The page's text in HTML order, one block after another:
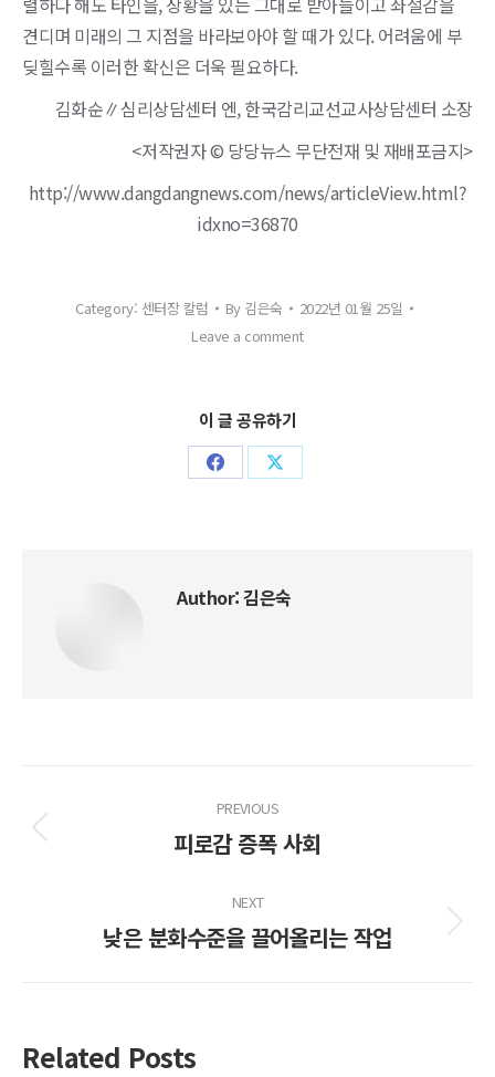
견디며 미래의 그 지점을 바라보아야 할 때가 있다. 어려움에 부
딪힐수록 이러한 확신은 더욱 필요하다.
김화순∥심리상담센터 엔, 한국감리교선교사상담센터 소장
<저작권자 © 당당뉴스 무단전재 및 재배포금지>
http://www.dangdangnews.com/news/articleView.html?
idxno=36870
Category: 센터장 칼럼 By 김은숙
2022년 01월 25일
Leave a comment
이 글 공유하기
Share Share
Author:김은숙
navigation
PREVIOUS
Previous
피로감 증폭 사회
NEXT
Next
낮은 분화수준을 끌어올리는 작업
Related Posts